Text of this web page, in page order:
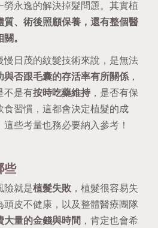
勞永逸的解決掉髮問題。其實植
質、術後照顧保養，還有整個醫
。
慢日茂的紋髮技術來說，是無法
與否跟毛囊的存活率有所關係 ，
不是有按時吃藥維持 ，是否有保
食習慣，這都會決定植髮的成
些考量也務必要納入參考！
些
險就是植髮失敗 ，植髮很容易失
頭皮不健康，以及整體醫療團隊
大量的金錢與時間 ，肯定也會希